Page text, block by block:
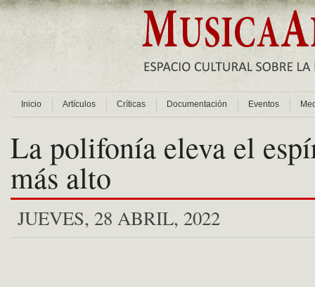
Inicio Artículos Críticas Documentación Eventos
La polifonía eleva el
más alto
JUEVES, 28 ABRIL, 2022